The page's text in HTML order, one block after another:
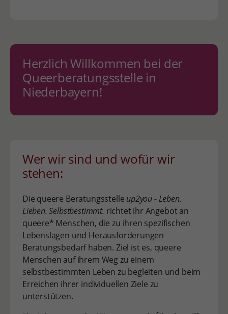
Herzlich Willkommen bei der
Queerberatungsstelle in
Niederbayern!
Wer wir sind und wofür wir
stehen:
Die queere Beratungsstelle up2you - Leben.
Lieben. Selbstbestimmt. richtet ihr Angebot an
queere* Menschen, die zu ihren spezifischen
Lebenslagen und Herausforderungen
Beratungsbedarf haben. Ziel ist es, queere
Menschen auf ihrem Weg zu einem
selbstbestimmten Leben zu begleiten und beim
Erreichen ihrer individuellen Ziele zu
unterstützen.